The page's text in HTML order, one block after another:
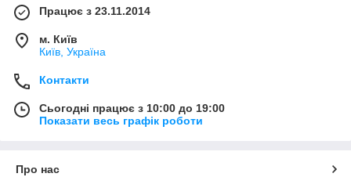
Працює з 23.11.2014
м. Київ
Київ, Україна
Контакти
Сьогодні працює з 10:00 до 19:00
Показати весь графік роботи
Про нас